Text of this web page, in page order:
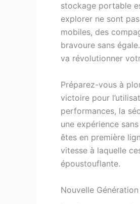
stockage portable
explorer ne sont
mobiles, des
bravoure sans
va révolutionner
Préparez-vous à
victoire pour
performances, la
une expérience
êtes en première
vitesse à laquelle
époustouflante.
Nouvelle